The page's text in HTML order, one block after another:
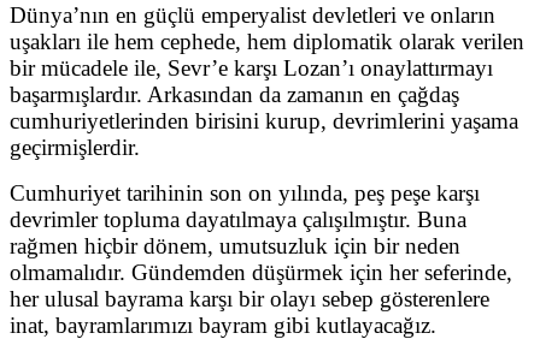
Dünya’nın en güçlü emperyalist devletleri ve onların
uşakları ile hem cephede, hem diplomatik olarak verilen
bir mücadele ile, Sevr’e karşı Lozan’ı onaylattırmayı
başarmışlardır. Arkasından da zamanın en çağdaş
cumhuriyetlerinden birisini kurup, devrimlerini yaşama
geçirmişlerdir.
Cumhuriyet tarihinin son on yılında, peş peşe karşı
devrimler topluma dayatılmaya çalışılmıştır. Buna
rağmen hiçbir dönem, umutsuzluk için bir neden
olmamalıdır. Gündemden düşürmek için her seferinde,
her ulusal bayrama karşı bir olayı sebep gösterenlere
inat, bayramlarımızı bayram gibi kutlayacağız.